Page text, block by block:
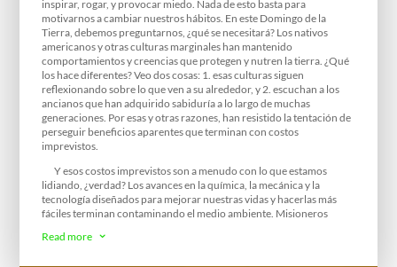
inspirar, rogar, y provocar miedo. Nada de esto basta para
motivarnos a cambiar nuestros hábitos. En este Domingo de la
Tierra, debemos preguntarnos, ¿qué se necesitará? Los nativos
americanos y otras culturas marginales han mantenido
comportamientos y creencias que protegen y nutren la tierra. ¿Qué
los hace diferentes? Veo dos cosas: 1. esas culturas siguen
reflexionando sobre lo que ven a su alrededor, y 2. escuchan a los
ancianos que han adquirido sabiduría a lo largo de muchas
generaciones. Por esas y otras razones, han resistido la tentación de
perseguir beneficios aparentes que terminan con costos
imprevistos.
Y esos costos imprevistos son a menudo con lo que estamos
lidiando, ¿verdad? Los avances en la química, la mecánica y la
tecnología diseñados para mejorar nuestras vidas y hacerlas más
fáciles terminan contaminando el medio ambiente. Misioneros
creencias terminan dividiendo o destruyendo sus culturas. Agencias
Read more 3